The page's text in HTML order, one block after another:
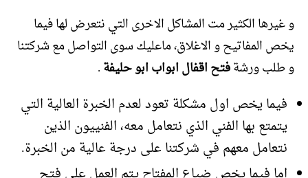
و غيرها الكثير مت المشاكل الاخرى التي نتعرض لها فيما
يخص المفاتيح و الاغلاق، ماعليك سوى التواصل مع شركتنا
و طلب ورشةفتح اقفال ابواب ابو حليفة.
فيما يخص اول مشكلة تعود لعدم الخبرة العالية التي
يتمتع بها الفني الذي نتعامل معه، الفنييون الذين
نتعامل معهم في شركتنا على درجة عالية من الخبرة.